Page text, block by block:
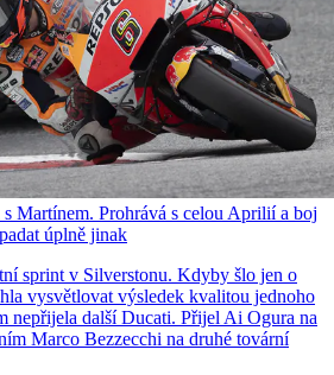
Martínem. Prohrává s celou Aprilií a boj
úplně jinak
sprint v Silverstonu. Kdyby šlo jen o
vysvětlovat výsledek kvalitou jednoho
nepřijela další Ducati. Přijel Ai Ogura na
Marco Bezzecchi na druhé tovární